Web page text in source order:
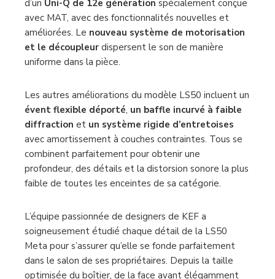
en résulte est incomparable. Poursuivant le travail
commencé avec la série KEF R, LS50 Meta dispose
d’unUni-Q de 12e générationspécialement conçue
avec MAT, avec des fonctionnalités nouvelles et
améliorées. Lenouveau système de motorisation
uniforme dans la pièce.
Les autres améliorations du modèle LS50 incluent un
évent flexible déporté,un baffle incurvé à faible
diffractionetun système rigide d’entretoises
avec amortissement à couches contraintes. Tous se
combinent parfaitement pour obtenir une
faible de toutes les enceintes de sa catégorie.
L’équipe passionnée de designers de KEF a
soigneusement étudié chaque détail de la LS50